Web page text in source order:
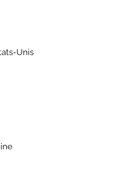
Unis